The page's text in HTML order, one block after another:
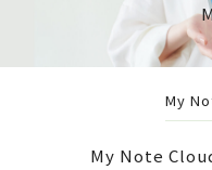
My
My Note